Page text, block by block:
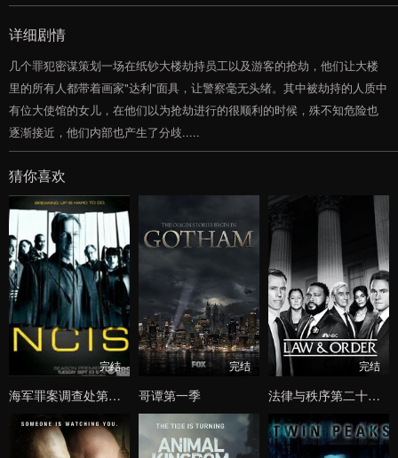
详细剧情
几个罪犯密谋策划一场在纸钞大楼劫持员工以及游客的抢劫，他们让大楼
里的所有人都带着画家"达利"面具，让警察毫无头绪。其中被劫持的人质中
有位大使馆的女儿，在他们以为抢劫进行的很顺利的时候，殊不知危险也
逐渐接近，他们内部也产生了分歧.....
猜你喜欢
完结
海军罪案调查处第七季
完结
哥谭第一季
完结
法律与秩序第二十二季